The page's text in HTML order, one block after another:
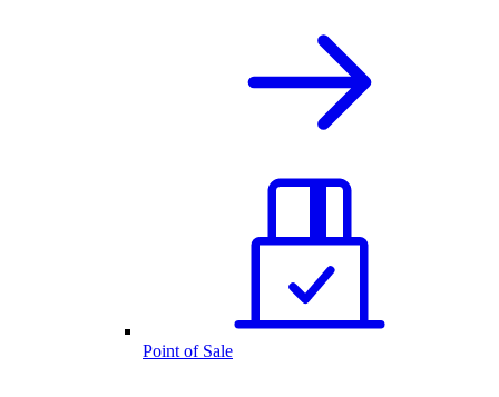
Point of Sale